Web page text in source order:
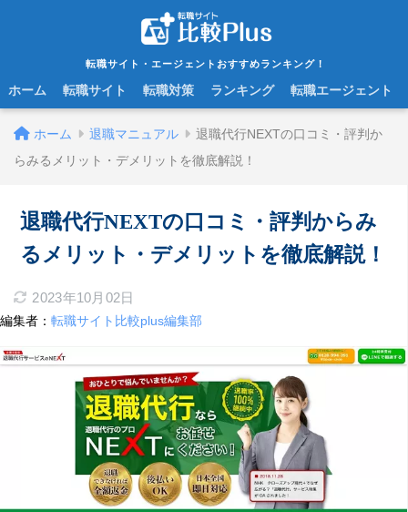
転職サイト・エージェントおすすめランキング！
ホーム 転職サイト 転職対策 ランキング 転職エージェント
ホーム 退職マニュアル
退職代行NEXTの口コミ・評判か
らみるメリット・デメリットを徹底解説！
退職代行NEXTの口コミ・評判からみ
るメリット・デメリットを徹底解説！
2023年10月02日
編集者： 転職サイト比較plus編集部